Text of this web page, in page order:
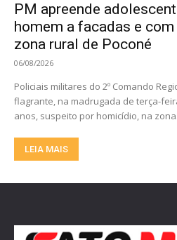
PM apreende
homem a facadas e
zona rural de Poconé
06/08/2026
Policiais militares do 2º Comando
flagrante, na madrugada de terça-
anos, suspeito por homicídio, na
LEIA MAIS